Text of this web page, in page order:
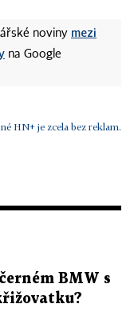
noviny mezi
na Google
HN+ je zcela bez reklam.
BMW s